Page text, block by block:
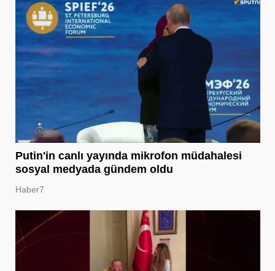
Putin'in canlı yayında mikrofon müdahalesi
sosyal medyada gündem oldu
Haber7